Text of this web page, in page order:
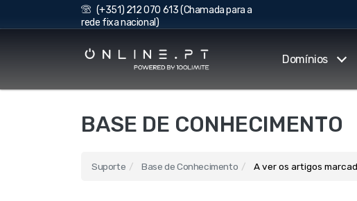
(+351) 212 070 613 (Chamada para a
rede fixa nacional)
Domínios
BASE DE CONHECIMENTO
Suporte Base de Conhecimento A ver os artigos